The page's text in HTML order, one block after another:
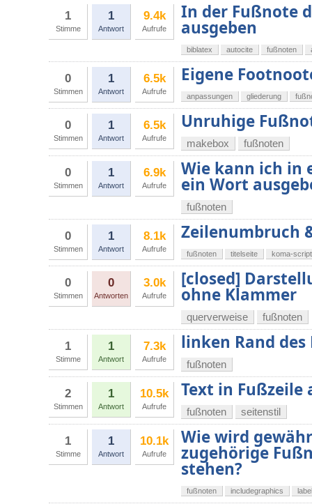
1
Stimme
1
Antwort
9.4k
Aufrufe
In der Fußnote
ausgeben
biblatex autocite fußnoten
0
Stimmen
1
Antwort
6.5k
Aufrufe
Eigene
anpassungen gliederung
0
Stimmen
1
Antwort
6.5k
Aufrufe
Unruhige
makebox fußnoten
0
Stimmen
1
Antwort
6.9k
Aufrufe
Wie kann ich in
ein Wort
fußnoten
0
Stimmen
1
Antwort
8.1k
Aufrufe
Zeilenumbruch
fußnoten titelseite koma-script
0
Stimmen
0
Antworten
3.0k
Aufrufe
[closed]
ohne Klammer
querverweise fußnoten
1
Stimme
1
Antwort
7.3k
Aufrufe
linken Rand
fußnoten
2
Stimmen
1
Antwort
10.5k
Aufrufe
Text in Fußzeile
fußnoten seitenstil
1
Stimme
1
Antwort
10.1k
Aufrufe
Wie wird
zugehörige
stehen?
fußnoten includegraphics label